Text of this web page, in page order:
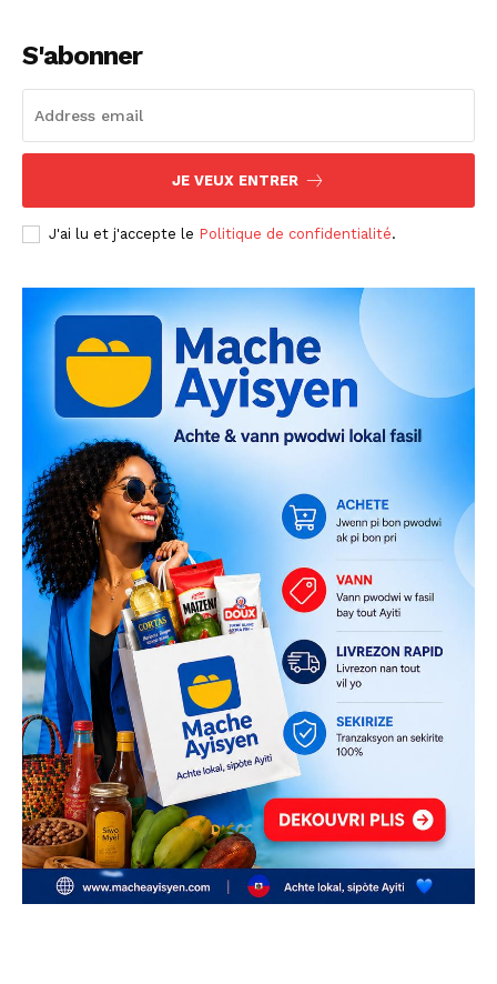
S'abonner
JE VEUX ENTRER
J'ai lu et j'accepte le Politique de confidentialité.